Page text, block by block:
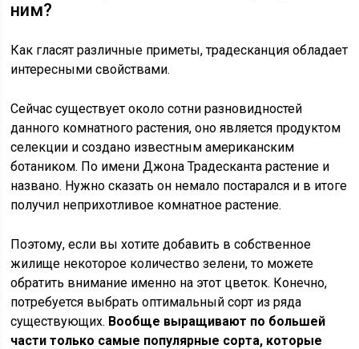
ним?
Как гласят различные приметы, традесканция обладает
интересными свойствами.
Сейчас существует около сотни разновидностей
данного комнатного растения, оно является продуктом
селекции и создано известным американским
ботаником. По имени Джона Традесканта растение и
названо. Нужно сказать он немало постарался и в итоге
получил неприхотливое комнатное растение.
Поэтому, если вы хотите добавить в собственное
жилище некоторое количество зелени, то можете
обратить внимание именно на этот цветок. Конечно,
потребуется выбрать оптимальный сорт из ряда
существующих. Вообще выращивают по большей
части только самые популярные сорта, которые